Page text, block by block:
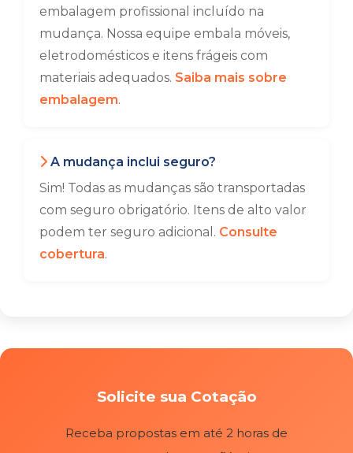
embalagem profissional incluído na
mudança. Nossa equipe embala móveis,
eletrodomésticos e itens frágeis com
materiais adequados. Saiba mais sobre
embalagem.
A mudança inclui seguro?
Sim! Todas as mudanças são transportadas
com seguro obrigatório. Itens de alto valor
podem ter seguro adicional. Consulte
cobertura.
Solicite sua Cotação
Receba propostas em até 2 horas de